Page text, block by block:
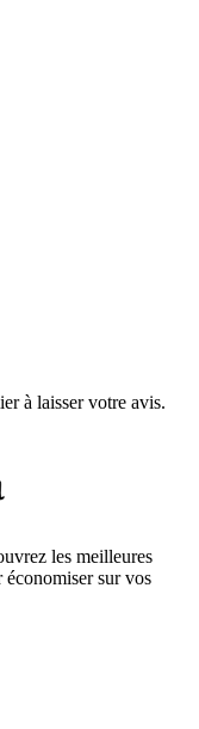
à laisser votre avis.
les meilleures
économiser sur vos